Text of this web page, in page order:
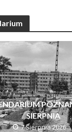
SIERPNIA
7 Sierpnia 2026